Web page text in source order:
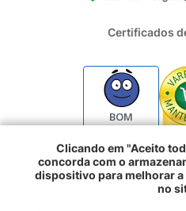
Certificados
BOM
2024 - Todos os direitos
COMERCIO E IMPORTACAO
Clicando em "Aceito
concorda com o
dispositivo para melhorar a
no